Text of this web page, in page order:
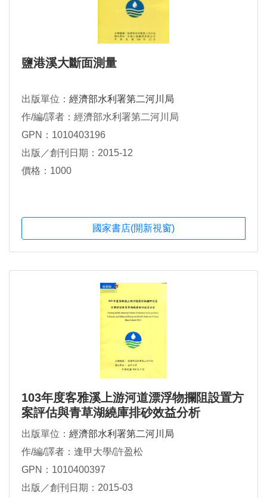
鹽港溪大斷面測量
出版單位： 經濟部水利署第二河川局
作/編/譯者：經濟部水利署第二河川局
GPN：1010403196
出版／創刊日期：2015-12
價格：1000
國家書店(開新視窗)
103年度客雅溪上游河道漂浮物攔阻設置方
案評估與青草湖繞庫排砂效益分析
出版單位： 經濟部水利署第二河川局
作/編/譯者：逢甲大學/許盈松
GPN：1010400397
出版／創刊日期：2015-03